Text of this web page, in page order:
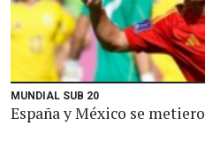
MUNDIAL SUB 20
España y México se